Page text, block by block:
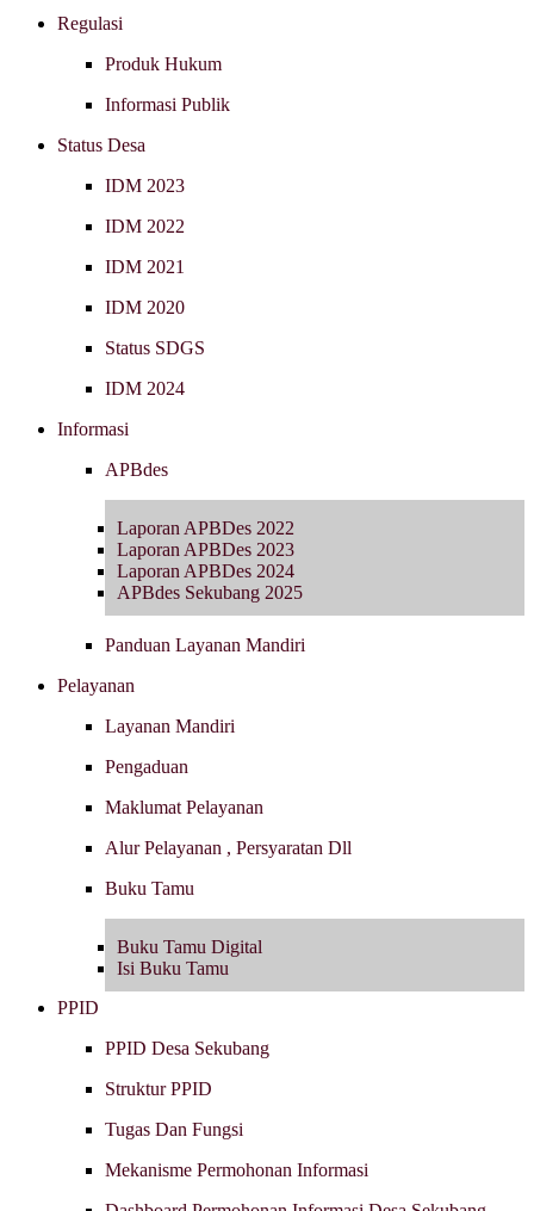
Regulasi
Produk Hukum
Informasi Publik
Status Desa
IDM 2023
IDM 2022
IDM 2021
IDM 2020
Status SDGS
IDM 2024
Informasi
APBdes
Laporan APBDes 2022
Laporan APBDes 2023
Laporan APBDes 2024
APBdes Sekubang 2025
Panduan Layanan Mandiri
Pelayanan
Layanan Mandiri
Pengaduan
Maklumat Pelayanan
Alur Pelayanan , Persyaratan Dll
Buku Tamu
Buku Tamu Digital
Isi Buku Tamu
PPID
PPID Desa Sekubang
Struktur PPID
Tugas Dan Fungsi
Mekanisme Permohonan Informasi